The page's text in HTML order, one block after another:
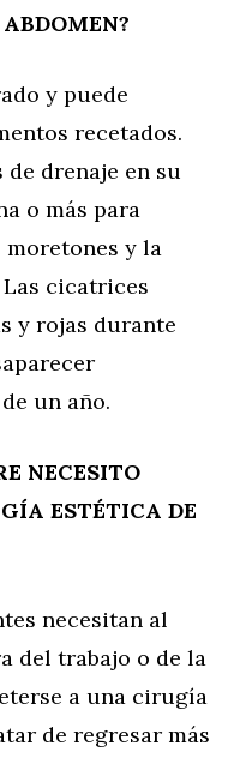
y puede
recetados.
de drenaje en su
o más para
y la
cicatrices
y rojas durante
un año.
NECESITO
ESTÉTICA DE
necesitan al
del trabajo o de la
a una cirugía
de regresar más